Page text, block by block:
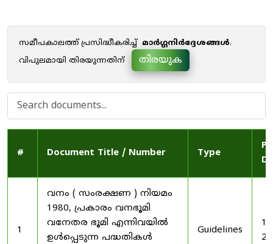
സമീപകാലത്ത് പ്രസിദ്ധീകരിച്ച് മാർഗ്ഗനിർദ്ദേശങ്ങൾ.
വിപുലമായി തിരയുന്നതിന്
തിരയുക
# Document Title / Number Type
1
വനം ( സംരക്ഷണ ) നിയമം
1980, പ്രകാരം വനഭൂമി
വനേതര ഭൂമി എന്നിവയിൽ
ഉൾപ്പെടുന്ന പദ്ധതികൾ
Guidelines